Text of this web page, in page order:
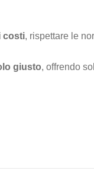
costi, rispettare le
giusto, offrendo